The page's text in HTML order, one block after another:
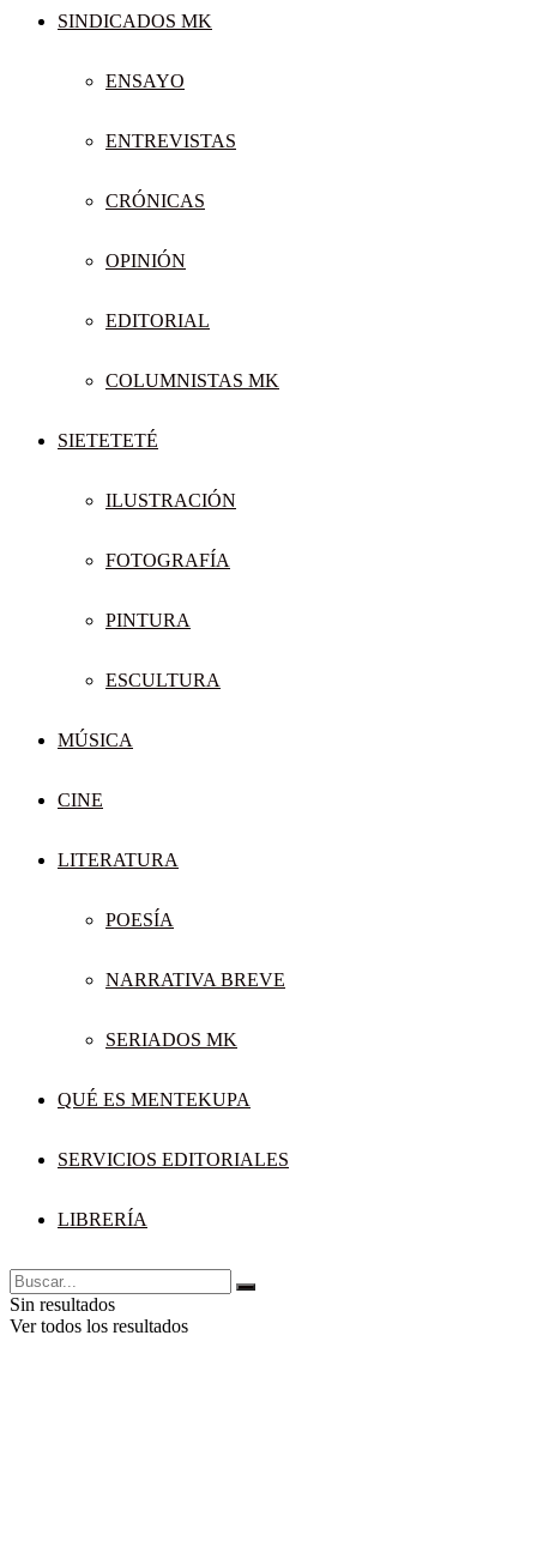
SINDICADOS MK
ENSAYO
ENTREVISTAS
CRÓNICAS
OPINIÓN
EDITORIAL
COLUMNISTAS MK
SIETETETÉ
ILUSTRACIÓN
FOTOGRAFÍA
PINTURA
ESCULTURA
MÚSICA
CINE
LITERATURA
POESÍA
NARRATIVA BREVE
SERIADOS MK
QUÉ ES MENTEKUPA
SERVICIOS EDITORIALES
LIBRERÍA
Sin resultados
Ver todos los resultados